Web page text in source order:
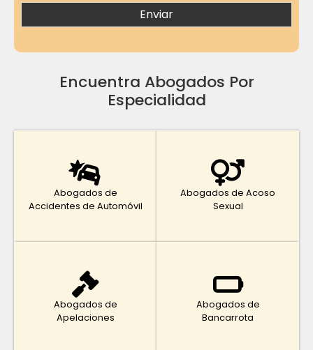
Encuentra Abogados Por
Especialidad
Abogados de
Accidentes de Automóvil
Abogados de Acoso
Sexual
Abogados de
Apelaciones
Abogados de
Bancarrota